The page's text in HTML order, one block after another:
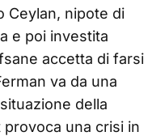
Ceylan, nipote di
e poi investita
accetta di farsi
va da una
della
una crisi in